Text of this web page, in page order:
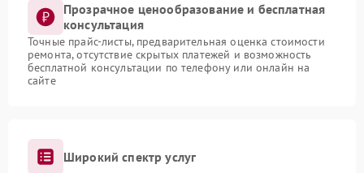
Прозрачное ценообразование и бесплатная
консультация
Точные прайс-листы, предварительная оценка стоимости
ремонта, отсутствие скрытых платежей и возможность
бесплатной консультации по телефону или онлайн на
сайте
Широкий спектр услуг